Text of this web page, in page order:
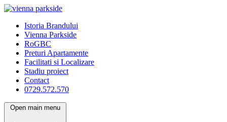
Istoria Brandului
Vienna Parkside
RoGBC
Preturi Apartamente
Facilitati si Localizare
Stadiu proiect
Contact
0729.572.570
Open main menu